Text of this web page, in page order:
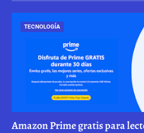
TECNOLOGÍA
Amazon Prime gratis para